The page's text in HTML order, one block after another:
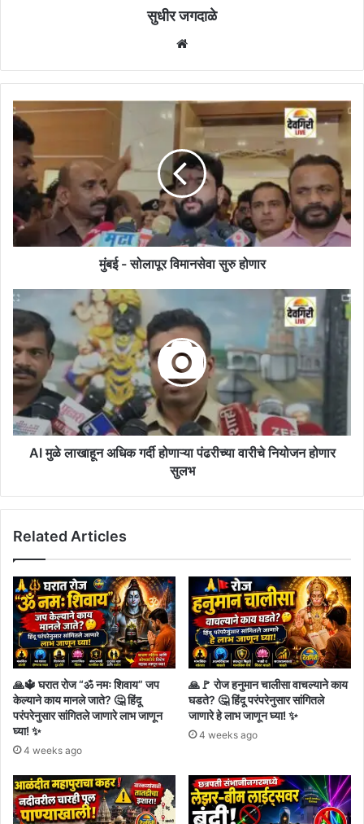
सुधीर जगदाळे
मुंबई
-
सोलापूर
विमानसेवा
सुरु
होणार
मुंबई - सोलापूर विमानसेवा सुरु होणार
AI
मुळे
लाखाहून
अधिक
गर्दी
होणाऱ्या
पंढरीच्या
वारीचे
नियोजन
होणारAI मुळे लाखाहून अधिक गर्दी होणाऱ्या पंढरीच्या वारीचे नियोजन होणार
सुलभ
Related Articles
🙏🔱 घरात रोज “ॐ नमः शिवाय” जप
केल्याने काय मानले जाते? 🤔 हिंदू
परंपरेनुसार सांगितले जाणारे लाभ जाणून
घ्या! ✨
4 weeks ago
🙏🚩 रोज हनुमान चालीसा वाचल्याने काय
घडते? 🤔 हिंदू परंपरेनुसार सांगितले
जाणारे हे लाभ जाणून घ्या! ✨
4 weeks ago